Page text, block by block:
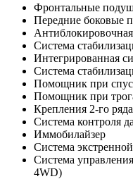
Фронтальные
Передние боковые
Система
Интегрированная
Система
Помощник при
Помощник при
Крепления 2-го
Система контроля
Иммобилайзер
Система
Система
4WD)